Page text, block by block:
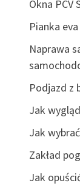
Okna PCV
Pianka
Naprawa
Podjazd z
Jak
Jak
Zakład
Jak